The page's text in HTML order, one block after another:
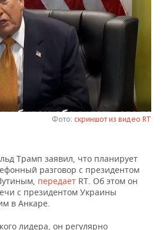
Фото: скриншот из видео RT
Трамп заявил, что планирует
разговор с президентом
передает RT. Об этом он
с президентом Украины
в Анкаре.
лидера, он регулярно